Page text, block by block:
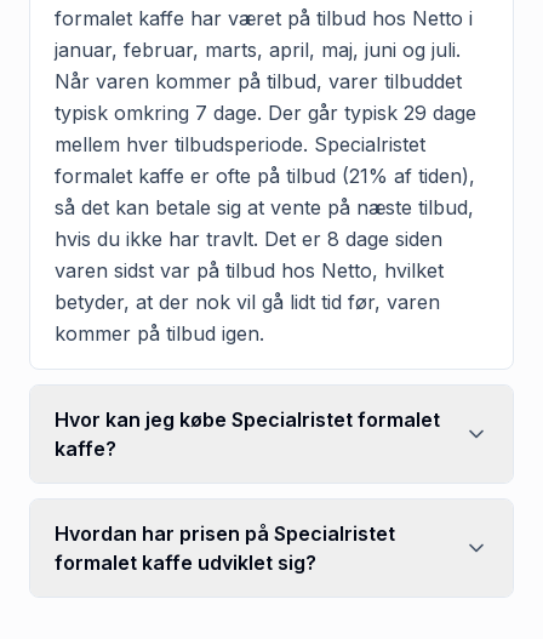
formalet kaffe har været på tilbud hos Netto i
januar, februar, marts, april, maj, juni og juli.
Når varen kommer på tilbud, varer tilbuddet
typisk omkring 7 dage. Der går typisk 29 dage
mellem hver tilbudsperiode. Specialristet
formalet kaffe er ofte på tilbud (21% af tiden),
så det kan betale sig at vente på næste tilbud,
hvis du ikke har travlt. Det er 8 dage siden
varen sidst var på tilbud hos Netto, hvilket
betyder, at der nok vil gå lidt tid før, varen
kommer på tilbud igen.
Hvor kan jeg købe Specialristet formalet
kaffe?
Hvordan har prisen på Specialristet
formalet kaffe udviklet sig?